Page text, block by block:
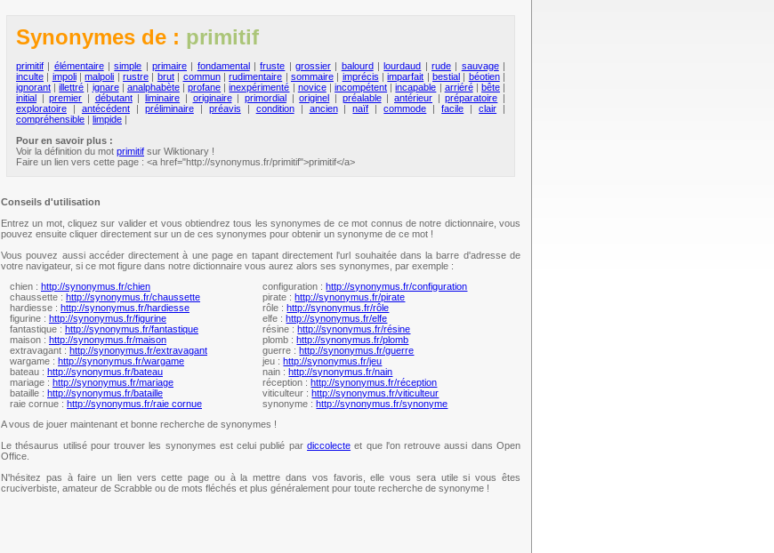
Synonymes de : primitif
primitif | élémentaire|simple |primaire | fondamental|fruste |grossier | balourd|lourdaud |rude | sauvage|
inculte | impoli|malpoli |rustre | brut| commun|rudimentaire | sommaire| imprécis |imparfait |bestial | béotien|
ignorant |illettré | ignare| analphabète|profane |inexpérimenté | novice|incompétent |incapable | arriéré| bête|
initial |premier | débutant|liminaire | originaire| primordial|originel | préalable| antérieur |préparatoire |
exploratoire | antécédent| préliminaire| préavis | condition| ancien|naïf |commode |facile |clair |
compréhensible | limpide |
Pour en savoir plus :
Voir la définition du mot primitif sur Wiktionary !
Faire un lien vers cette page : <a href="http://synonymus.fr/primitif">primitif</a>
Conseils d'utilisation
Entrez un mot, cliquez sur valider et vous obtiendrez tous les synonymes de ce mot connus de notre dictionnaire, vous
pouvez ensuite cliquer directement sur un de ces synonymes pour obtenir un synonyme de ce mot !
Vous pouvez aussi accéder directement à une page en tapant directement l'url souhaitée dans la barre d'adresse de
votre navigateur, si ce mot figure dans notre dictionnaire vous aurez alors ses synonymes, par exemple :
chien : http://synonymus.fr/chien
chaussette : http://synonymus.fr/chaussette
hardiesse : http://synonymus.fr/hardiesse
figurine : http://synonymus.fr/figurine
fantastique : http://synonymus.fr/fantastique
maison : http://synonymus.fr/maison
extravagant : http://synonymus.fr/extravagant
wargame : http://synonymus.fr/wargame
bateau : http://synonymus.fr/bateau
mariage : http://synonymus.fr/mariage
bataille : http://synonymus.fr/bataille
raie cornue : http://synonymus.fr/raie cornue
configuration :http://synonymus.fr/configuration
pirate :http://synonymus.fr/pirate
rôle :http://synonymus.fr/rôle
elfe :http://synonymus.fr/elfe
résine :http://synonymus.fr/résine
plomb :http://synonymus.fr/plomb
guerre :http://synonymus.fr/guerre
jeu :http://synonymus.fr/jeu
nain :http://synonymus.fr/nain
réception :http://synonymus.fr/réception
viticulteur :http://synonymus.fr/viticulteur
synonyme :http://synonymus.fr/synonyme
A vous de jouer maintenant et bonne recherche de synonymes !
Le thésaurus utilisé pour trouver les synonymes est celui publié pardiccolecte et que l'on retrouve aussi dans Open
Office.
N'hésitez pas à faire un lien vers cette page ou à la mettre dans vos favoris, elle vous sera utile si vous êtes
cruciverbiste, amateur de Scrabble ou de mots fléchés et plus généralement pour toute recherche de synonyme !